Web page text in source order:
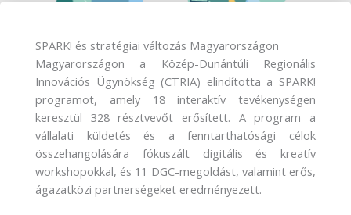
SPARK! és stratégiai változás Magyarországon
Magyarországon a Közép-Dunántúli Regionális
Innovációs Ügynökség (CTRIA) elindította a SPARK!
programot, amely 18 interaktív tevékenységen
keresztül 328 résztvevőt erősített. A program a
vállalati küldetés és a fenntarthatósági célok
összehangolására fókuszált digitális és kreatív
workshopokkal, és 11 DGC-megoldást, valamint erős,
ágazatközi partnerségeket eredményezett.